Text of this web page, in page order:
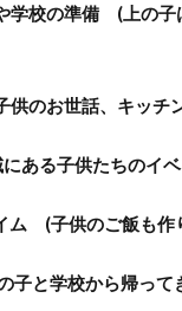
校の準備 (上の子
のお世話、キッチ
ある子供たちのイベ
(子供のご飯も作
と学校から帰って